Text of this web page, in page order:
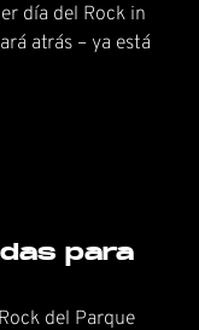
día del Rock in
atrás – ya está
para
del Parque